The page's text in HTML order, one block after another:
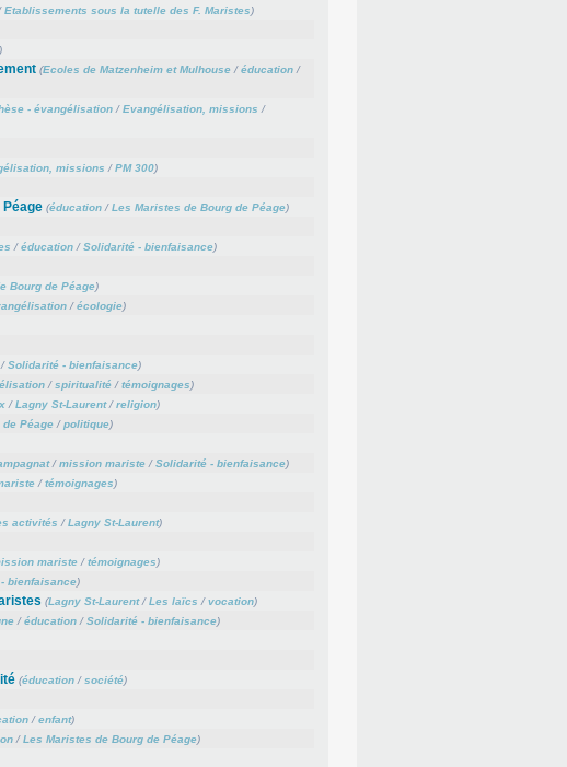
Etablissements sous la tutelle des F. Maristes)
(Ecoles de Matzenheim et Mulhouse/éducation/
- évangélisation/Evangélisation, missions /
missions /PM 300)
(éducation/Les Maristes de Bourg de Péage)
/éducation/Solidarité - bienfaisance)
Bourg de Péage)
/écologie)
Solidarité - bienfaisance)
/ spiritualité/témoignages)
/Lagny St-Laurent/religion)
Péage/politique)
/mission mariste/Solidarité - bienfaisance)
/témoignages)
activités /Lagny St-Laurent)
mariste/témoignages)
bienfaisance)
(Lagny St-Laurent/Les laïcs /vocation)
/éducation/Solidarité - bienfaisance)
(éducation/société)
/enfant)
/Les Maristes de Bourg de Péage)